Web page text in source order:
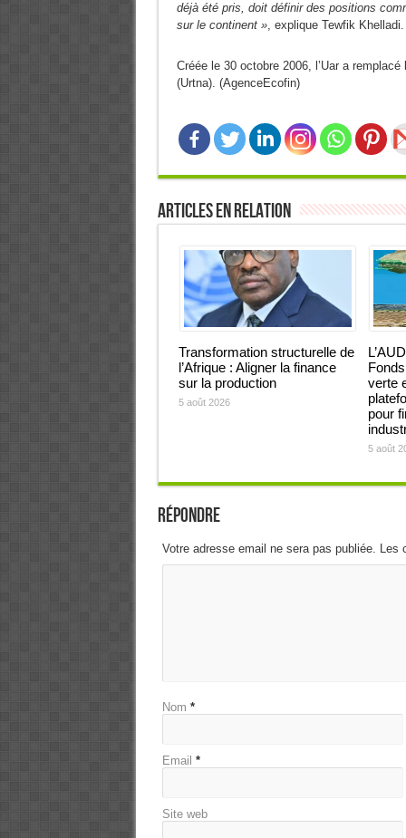
déjà été pris, doit définir des positions
sur le continent », explique Tewfik Khelladi.
Créée le 30 octobre 2006, l’Uar a
(Urtna). (AgenceEcofin)
Articles en relation
Transformation structurelle de
l’Afrique : Aligner la finance
sur la production
5 août 2026
verte
pour
5 août
Répondre
Votre adresse email ne sera pas publiée.
Nom *
Email *
Site web